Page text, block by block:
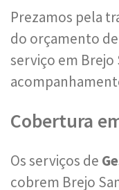
Prezamos pela
do orçamento
serviço em Brejo
Cobertura
Os serviços de
cobrem Brejo